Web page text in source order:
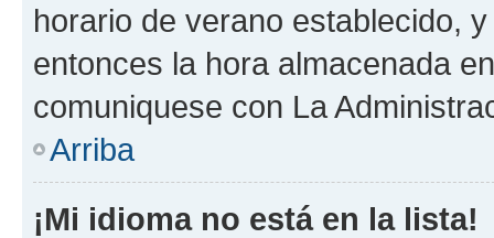
horario de verano establecido,
entonces la hora almacenada
comuniquese con La
Arriba
¡Mi idioma no está en la lista!